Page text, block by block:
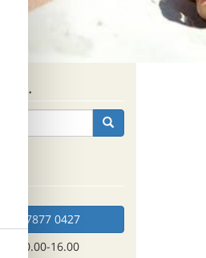
7877 0427
10.00-16.00